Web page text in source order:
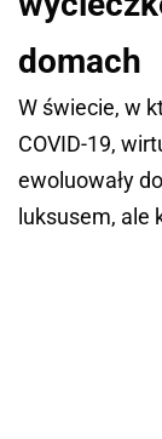
domach
W świecie, w
COVID-19,
ewoluowały
luksusem, ale